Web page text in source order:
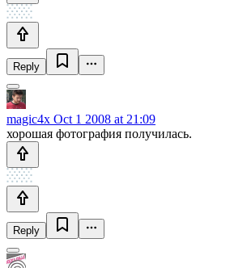
Reply
magic4x Oct 1 2008 at 21:09
хорошая фотография получилась.
Reply